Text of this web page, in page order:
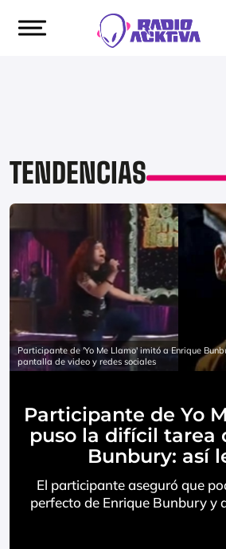
TENDENCIAS
Participante de 'Yo Me Llamo' imitó a Enrique
pantalla de video y redes sociales
Participante de Yo
puso la difícil tarea
Bunbury: así
El participante aseguró que
perfecto de Enrique Bunbury y